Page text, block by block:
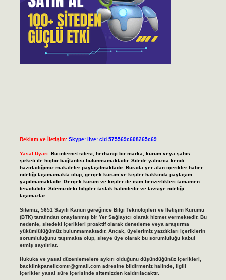
Reklam ve İletişim: Skype: live:.cid.575569c608265c69
Yasal Uyarı: Bu internet sitesi, herhangi bir marka, kurum veya şahıs
şirketi ile hiçbir bağlantısı bulunmamaktadır. Sitede yalnızca kendi
hazırladığımız makaleler paylaşılmaktadır. Burada yer alan içerikler haber
niteliği taşımamakta olup, gerçek kurum ve kişiler hakkında paylaşım
yapılmamaktadır. Gerçek kurum ve kişiler ile isim benzerlikleri tamamen
tesadüfidir. Sitemizdeki bilgiler taslak halindedir ve tavsiye niteliği
taşımazlar.
Sitemiz, 5651 Sayılı Kanun gereğince Bilgi Teknolojileri ve İletişim Kurumu
(BTK) tarafından onaylanmış bir Yer Sağlayıcı olarak hizmet vermektedir. Bu
nedenle, sitedeki içerikleri proaktif olarak denetleme veya araştırma
yükümlülüğümüz bulunmamaktadır. Ancak, üyelerimiz yazdıkları içeriklerin
sorumluluğunu taşımakta olup, siteye üye olarak bu sorumluluğu kabul
etmiş sayılırlar.
Hukuka ve yasal düzenlemelere aykırı olduğunu düşündüğünüz içerikleri,
backlinkpanelicomtr@gmail.comadresine bildirmeniz halinde, ilgili
içerikler yasal süre içerisinde sitemizden kaldırılacaktır.